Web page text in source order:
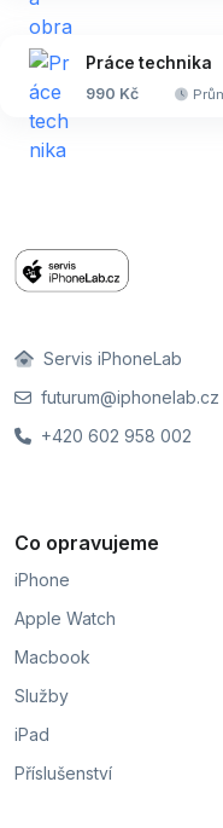
Práce technika
990 Kč
Servis iPhoneLab
futurum@iphonelab.cz
+420 602 958 002
Co opravujeme
iPhone
Apple Watch
Macbook
Služby
iPad
Příslušenství